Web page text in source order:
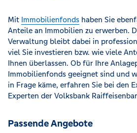
Mit Immobilienfonds haben Sie
Anteile an Immobilien zu erwerben.
Verwaltung bleibt dabei in
viel Sie investieren bzw. wie viele
Ihnen überlassen. Ob für Ihre
Immobilienfonds geeignet sind und
in Frage käme, erfahren Sie bei den
Experten der Volksbank
Passende Angebote